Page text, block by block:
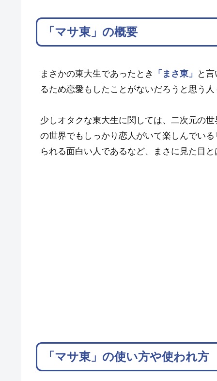
「マサ東」の概要
まさかの東大生であったとき 「まさ東」
と
るため恋愛もしたことがないだろうと思う
少しオタクな東大生に関しては、二次元の
の世界でもしっかり恋人がいて楽しんでい
られる面白い人であるなど、まさに見た目
「マサ東」の使い方や使われ方